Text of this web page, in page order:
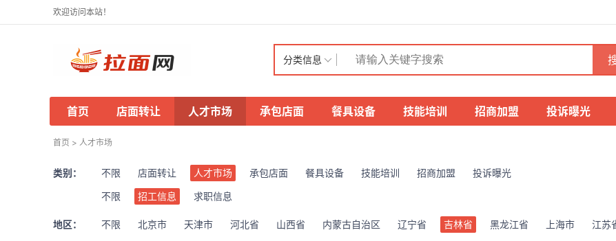
欢迎访问本站！
分类信息
首页 店面转让 人才市场 承包店面 餐具设备 技能培训 招商加盟 投诉曝光
首页 > 人才市场
类别： 不限 店面转让 人才市场 承包店面 餐具设备 技能培训 招商加盟
投诉曝光
不限
招工信息 求职信息
地区： 不限 北京市 天津市 河北省 山西省 内蒙古自治区 辽宁省 吉林省 黑龙江省 上海市 江苏